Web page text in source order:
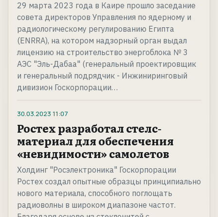
29 марта 2023 года в Каире прошло заседание
совета директоров Управления по ядерному и
радиологическому регулированию Египта
(ENRRA), на котором надзорный орган выдал
лицензию на строительство энергоблока № 3
АЭС "Эль-Дабаа" (генеральный проектировщик
и генеральный подрядчик - Инжиниринговый
дивизион Госкорпорации…
30.03.2023 11:07
Ростех разработал стелс-
материал для обеспечения
«невидимости» самолетов
Холдинг "Росэлектроника" Госкорпорации
Ростех создал опытные образцы принципиально
нового материала, способного поглощать
радиоволны в широком диапазоне частот.